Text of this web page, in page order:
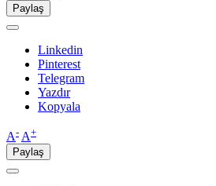
Paylaş
Linkedin
Pinterest
Telegram
Yazdır
Kopyala
A- A+
Paylaş